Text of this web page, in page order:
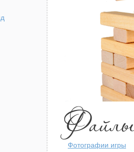
Фотографии игры